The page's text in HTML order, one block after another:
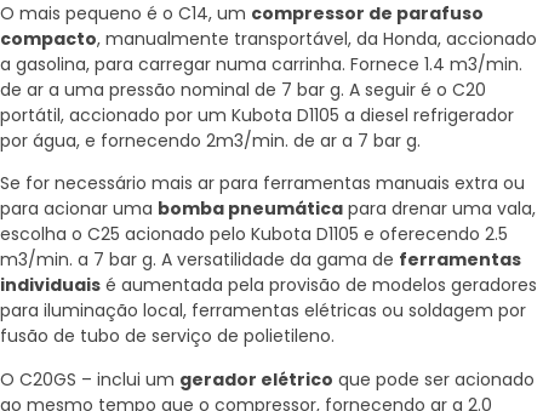
O mais pequeno é o C14, um compressor de parafuso
compacto, manualmente transportável, da Honda, accionado
a gasolina, para carregar numa carrinha. Fornece 1.4 m3/min.
de ar a uma pressão nominal de 7 bar g. A seguir é o C20
portátil, accionado por um Kubota D1105 a diesel refrigerador
por água, e fornecendo 2m3/min. de ar a 7 bar g.
Se for necessário mais ar para ferramentas manuais extra ou
para acionar uma bomba pneumática para drenar uma vala,
escolha o C25 acionado pelo Kubota D1105 e oferecendo 2.5
m3/min. a 7 bar g. A versatilidade da gama de ferramentas
individuais é aumentada pela provisão de modelos geradores
para iluminação local, ferramentas elétricas ou soldagem por
fusão de tubo de serviço de polietileno.
O C20GS – inclui um gerador elétrico que pode ser acionado
ao mesmo tempo que o compressor, fornecendo ar a 2.0